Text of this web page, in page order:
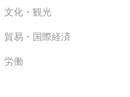
文化・観光
貿易・国際経済
労働